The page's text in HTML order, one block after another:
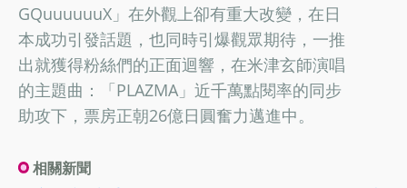
GQuuuuuuX」在外觀上卻有重大改變，在日
本成功引發話題，也同時引爆觀眾期待，一推
出就獲得粉絲們的正面迴響，在米津玄師演唱
的主題曲：「PLAZMA」近千萬點閱率的同步
助攻下，票房正朝26億日圓奮力邁進中。
相關新聞